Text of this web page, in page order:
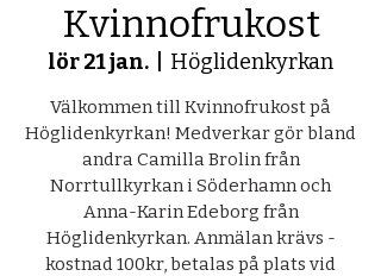
Kvinnofrukost
lör 21 jan. Höglidenkyrkan
Välkommen till Kvinnofrukost på
Höglidenkyrkan! Medverkar gör bland
andra Camilla Brolin från
Norrtullkyrkan i Söderhamn och
Anna-Karin Edeborg från
Höglidenkyrkan. Anmälan krävs -
kostnad 100kr, betalas på plats vid